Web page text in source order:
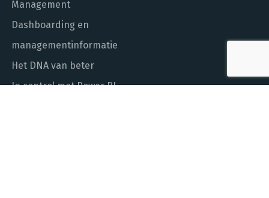
Management
Dashboarding en
managementinformatie
Het DNA van beter
In control met Power BI